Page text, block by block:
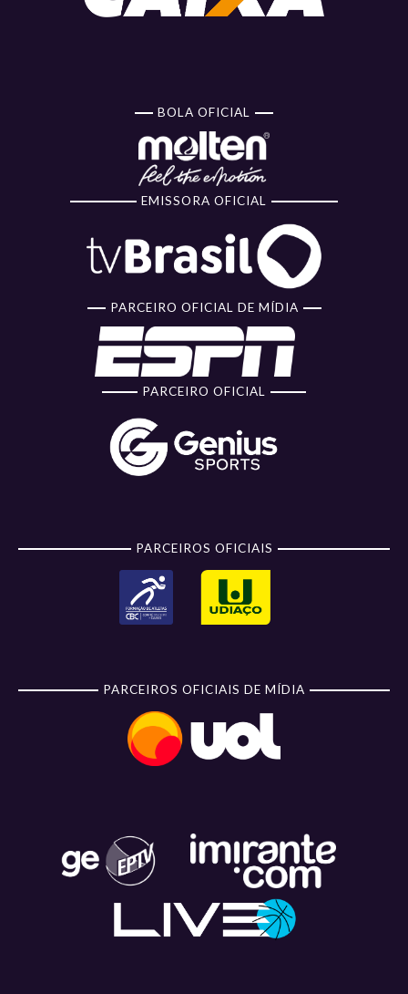
BOLA OFICIAL
EMISSORA OFICIAL
PARCEIRO OFICIAL DE MÍDIA
PARCEIRO OFICIAL
PARCEIROS OFICIAIS
PARCEIROS OFICIAIS DE MÍDIA